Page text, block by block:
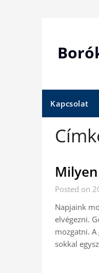
Kapcsolat
Posted on
Napjaink
elvégezni.
mozgatni. A
sokkal